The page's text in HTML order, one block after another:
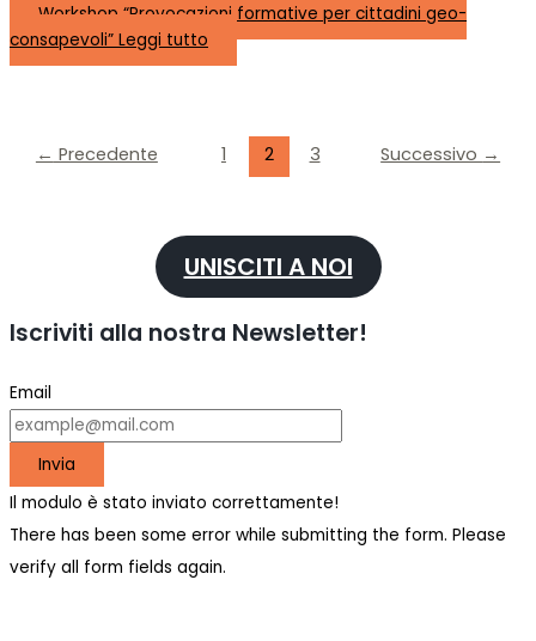
Workshop “Provocazioni formative per cittadini geo-
consapevoli” Leggi tutto
← Precedente 1 2 3 Successivo →
UNISCITI A NOI
Iscriviti alla nostra Newsletter!
Email
Invia
Il modulo è stato inviato correttamente!
There has been some error while submitting the form. Please
verify all form fields again.